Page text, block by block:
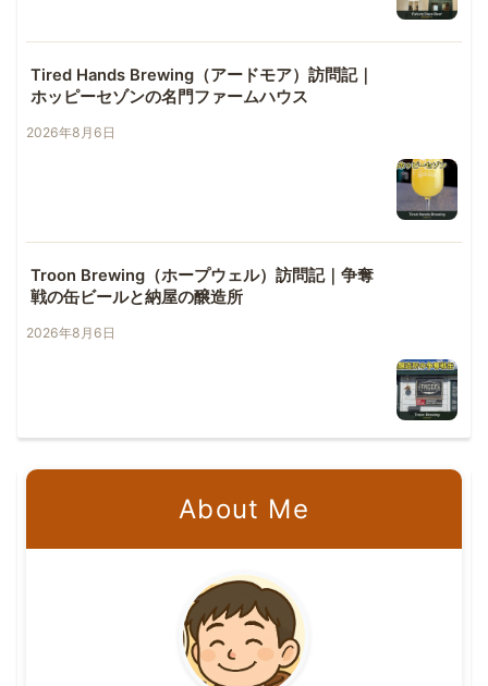
Tired Hands Brewing（アードモア）訪問記｜
ホッピーセゾンの名門ファームハウス
2026年8月6日
Troon Brewing（ホープウェル）訪問記｜争奪
戦の缶ビールと納屋の醸造所
2026年8月6日
About Me